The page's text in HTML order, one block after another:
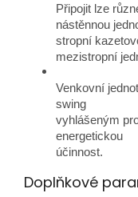
Připojit lze
nástěnnou
stropní
mezistropní
Venkovní
swing
vyhlášeným
energetickou
účinnost.
Doplňkové